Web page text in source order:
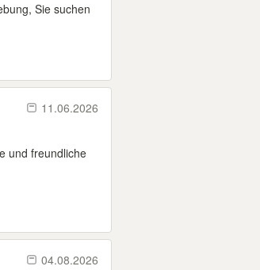
Sie suchen
11.06.2026
und freundliche
04.08.2026